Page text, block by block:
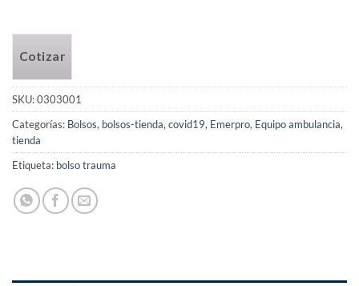
Cotizar
SKU:0303001
Categorías: Bolsos, bolsos-tienda, covid19, Emerpro, Equipo ambulancia,
tienda
Etiqueta: bolso trauma